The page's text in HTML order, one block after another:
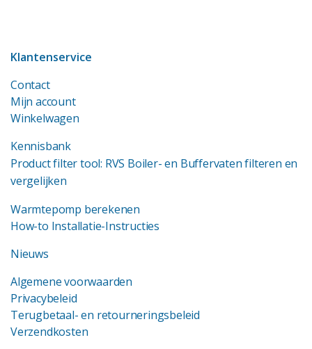
Klantenservice
Contact
Mijn account
Winkelwagen
Kennisbank
Product filter tool: RVS Boiler- en Buffervaten filteren en
vergelijken
Warmtepomp berekenen
How-to Installatie-Instructies
Nieuws
Algemene voorwaarden
Privacybeleid
Terugbetaal- en retourneringsbeleid
Verzendkosten